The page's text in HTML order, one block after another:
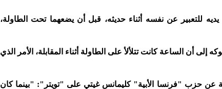
للتعبير عن نفسه أثناء حديثه، قبل أن يضعهما تحت الطاولة،
أن الساعة كانت تتلألأ على الطاولة أثناء المقابلة، الأمر الذي
عن حزب "فرنسا الأبية" كليمانس غيتي على "تويتر": "بينما كان